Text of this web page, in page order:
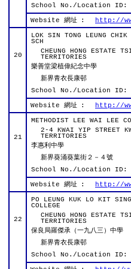
School No./Location ID:
Website 網址 : http://
20
LOK SIN TONG LEUNG CHIK
SCH
CHEUNG HONG ESTATE
TERRITORIES
樂善堂梁植偉紀念中學
新界青衣長康邨
School No./Location ID:
Website 網址 : http://
21
METHODIST LEE WAI LEE
2-4 KWAI YIP STREET
TERRITORIES
李惠利中學
新界葵涌葵葉街２－４號
School No./Location ID:
Website 網址 : http://
22
PO LEUNG KUK LO KIT
COLLEGE
CHEUNG HONG ESTATE
TERRITORIES
保良局羅傑承（一九八三）中學
新界青衣長康邨
School No./Location ID: